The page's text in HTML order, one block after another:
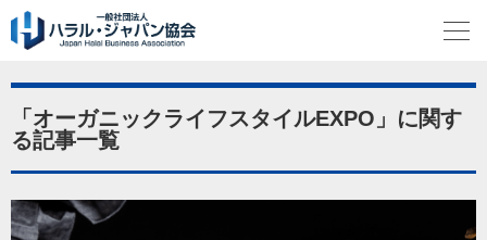
「オーガニックライフスタイルEXPO」に関す
る記事一覧